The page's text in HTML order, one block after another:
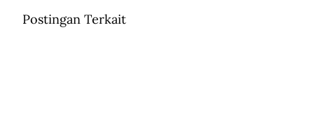
Postingan Terkait